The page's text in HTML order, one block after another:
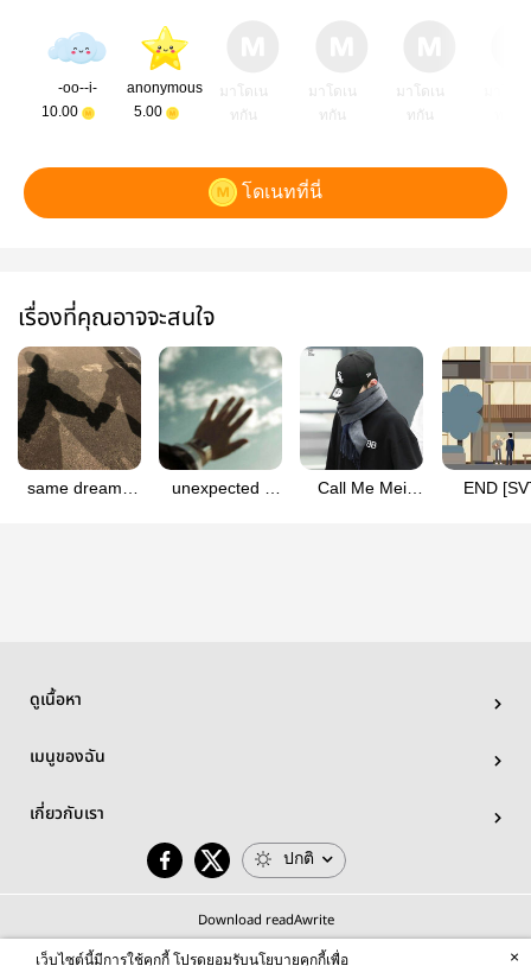
-oo--i-
10.00
anonymous
5.00
มาโดเน
ทกัน
มาโดเน
ทกัน
มาโดเน
ทกัน
โดเนทที่นี่
เรื่องที่คุณอาจจะสนใจ
same dream |
unexpected |
Call Me Mei
END
ดูเนื้อหา
เมนูของฉัน
เกี่ยวกับเรา
ปกติ
Download readAwrite
เว็บไซต์นี้มีการใช้คุกกี้ โปรดยอมรับนโยบายคุกกี้เพื่อ ×